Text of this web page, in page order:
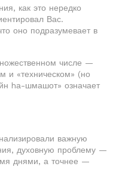
как это нередко
Вас.
оно подразумевает в
числе —
и «техническом» (но
hа-шмашот» означает
важную
духовную проблему —
днями, а точнее —